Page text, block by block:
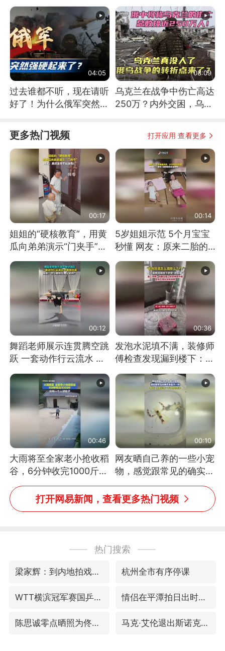
04:05
过去谁都不听，现在请听
好了！为什么俄军突然强
08:09
乌克兰在战争中伤亡高达
250万？内外交困，乌克
更多热门视频 打开应用 查看更多
00:17
姐姐的“硬核教育”，用黄
瓜向弟弟演示“门夹手”，
网友：果然言传不如身
教！
00:14
5岁姐姐示范 5个月宝宝
秒懂 网友：原来二胎的
快乐长这样
00:12
舞蹈老师展示连贯腾空跳
跃 一套动作行云流水 节
奏感拉满 网友：怎么做
到又舞又武的？
00:36
发泡水泥填不满，装修师
傅检查发现漏到楼下：出
风口未延伸到外墙
00:46
大雨将至全家老小抢收稻
谷，6分钟收完1000斤，
没有一个人掉链子
00:10
网友晒自己养的一些小宠
物，感觉跟常见的确实有
些不一样
打开网易新闻，查看更多热门视频
热门搜索
梁家辉：到内地拍戏不是北上是回归 杭州全市有序停课
WTT横滨冠军赛国乒女单三将晋级四强 情侣在平潭拍日出时坠崖致一死一伤
陈思诚零点晒照为佟丽娅庆生 马克·艾伦退出斯诺克中国公开赛